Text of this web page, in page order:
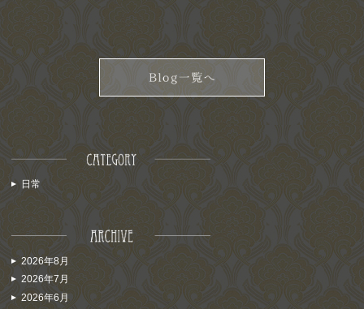
日常
2026年8月
2026年7月
2026年6月